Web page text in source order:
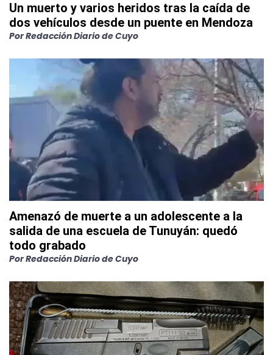
Un muerto y varios heridos tras la caída de
dos vehículos desde un puente en Mendoza
PorRedacción Diario de Cuyo
Amenazó de muerte a un adolescente a la
salida de una escuela de Tunuyán: quedó
todo grabado
PorRedacción Diario de Cuyo